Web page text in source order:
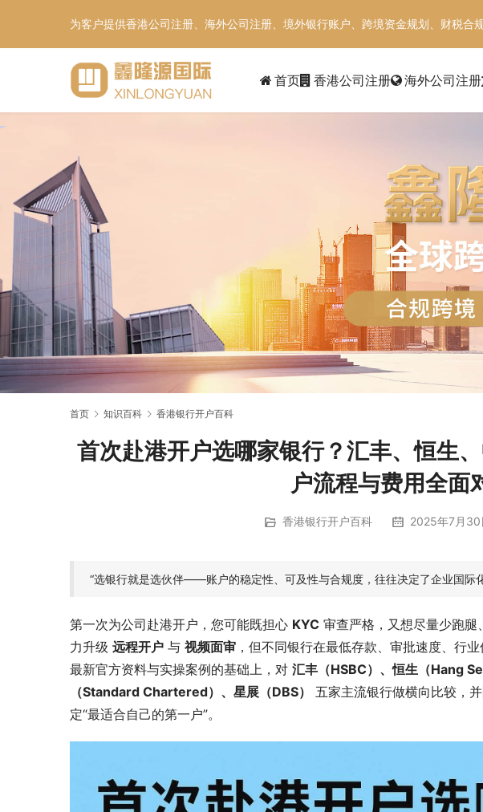
为客户提供香港公司注册、海外公司注册、境外银行账户、跨境资金规划、财税合
首页 香港公司注册 海外公司注册
首页 知识百科 香港银行开户百科
首次赴港开户选哪家银行？汇丰、恒生
户流程与费用全面
香港银行开户百科 2025年7月
“选银行就是选伙伴——账户的稳定性、可及性与合规度，往往决定了企业国际
第一次为公司赴港开户，您可能既担心 KYC 审查严格，又想尽量少跑
力升级 远程开户 与 视频面审 ，但不同银行在最低存款、审批速度、行
最新官方资料与实操案例的基础上，对 汇丰（HSBC）、恒生（Hang
（Standard Chartered）、星展（DBS）
五家主流银行做横向比较，
定“最适合自己的第一户”。